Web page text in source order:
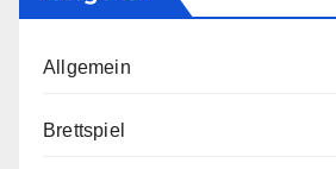
Allgemein
Brettspiel